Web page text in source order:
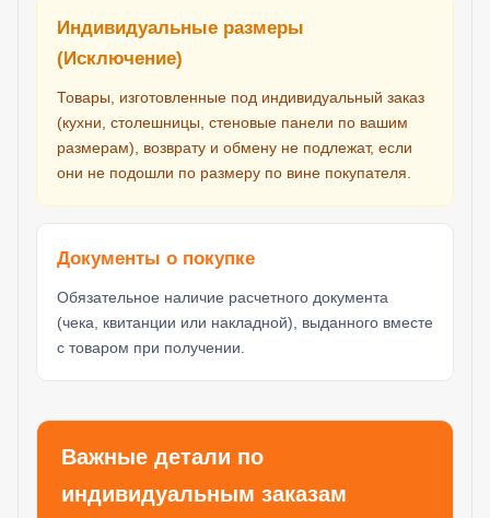
Индивидуальные размеры
(Исключение)
Товары, изготовленные под индивидуальный заказ
(кухни, столешницы, стеновые панели по вашим
размерам), возврату и обмену не подлежат, если
они не подошли по размеру по вине покупателя.
Документы о покупке
Обязательное наличие расчетного документа
(чека, квитанции или накладной), выданного вместе
с товаром при получении.
Важные детали по
индивидуальным заказам